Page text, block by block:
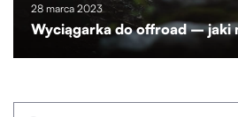
28 marca 2023
Wyciągarka do offroad – jaki